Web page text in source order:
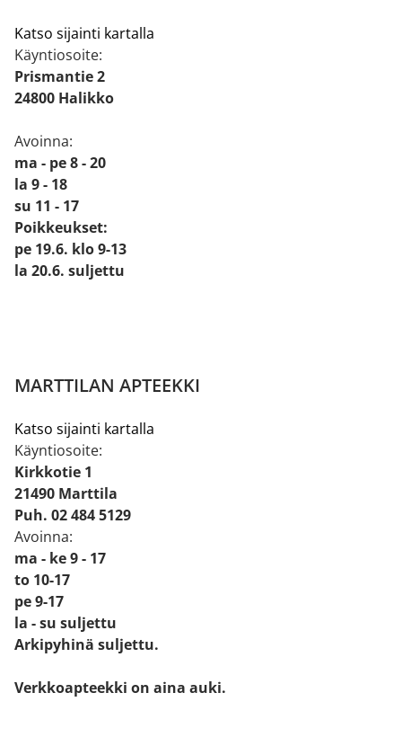
Katso sijainti kartalla
Käyntiosoite:
Prismantie 2
24800 Halikko
Avoinna:
ma - pe 8 - 20
la 9 - 18
su 11 - 17
Poikkeukset:
pe 19.6. klo 9-13
la 20.6. suljettu
MARTTILAN APTEEKKI
Katso sijainti kartalla
Käyntiosoite:
Kirkkotie 1
21490 Marttila
Puh. 02 484 5129
Avoinna:
ma - ke 9 - 17
to 10-17
pe 9-17
la - su suljettu
Arkipyhinä suljettu.
Verkkoapteekki on aina auki.